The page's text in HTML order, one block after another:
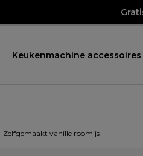
Keukenmachine accessoires
Zelfgemaakt vanille roomijs